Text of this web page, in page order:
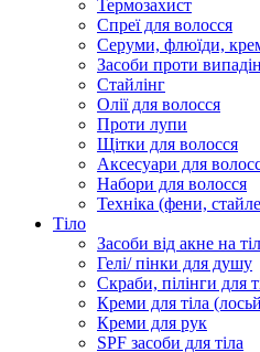
Термозахист
Спреї для волосся
Серуми, флюїди,
Засоби проти
Стайлінг
Олії для волосся
Проти лупи
Щітки для волосся
Аксесуари для
Набори для волосся
Техніка (фени,
Тіло
Засоби від акне на
Гелі/ пінки для душу
Скраби, пілінги для
Креми для тіла
Креми для рук
SPF засоби для тіла